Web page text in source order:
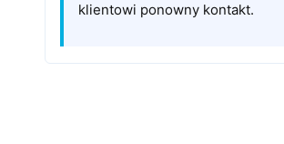
klientowi ponowny kontakt.